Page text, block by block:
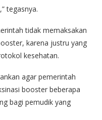
tegasnya.
tidak memaksakan
karena justru yang
kesehatan.
agar pemerintah
booster beberapa
bagi pemudik yang